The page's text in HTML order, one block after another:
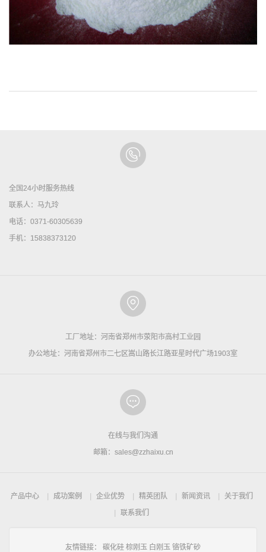
全国24小时服务热线
联系人：马九玲
电话：0371-60305639
手机：15838373120
工厂地址：河南省郑州市荥阳市高村工业园
办公地址：河南省郑州市二七区嵩山路长江路亚星时代广场1903室
在线与我们沟通
邮箱：sales@zzhaixu.cn
产品中心 成功案例 企业优势 精英团队 新闻资讯
关于我们
联系我们
友情链接： 碳化硅 棕刚玉 白刚玉 铬铁矿砂